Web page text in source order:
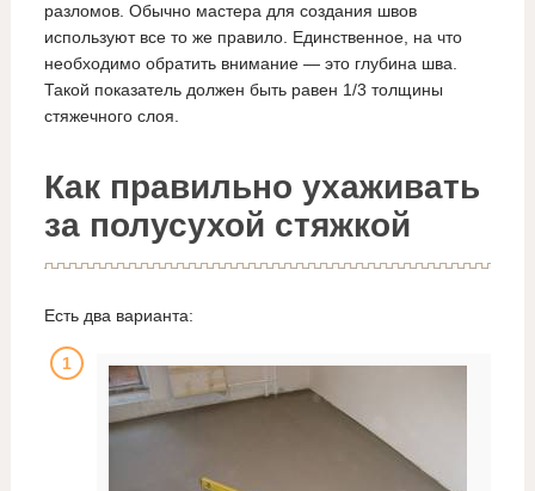
разломов. Обычно мастера для создания швов
используют все то же правило. Единственное, на что
необходимо обратить внимание — это глубина шва.
Такой показатель должен быть равен 1/3 толщины
стяжечного слоя.
Как правильно ухаживать
за полусухой стяжкой
Есть два варианта: